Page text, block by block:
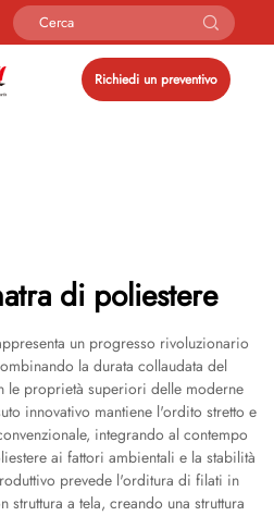
Richiedi un preventivo
di poliestere
un progresso rivoluzionario
la durata collaudata del
le proprietà superiori delle moderne
innovativo mantiene l'ordito stretto e
integrando al contempo
ai fattori ambientali e la stabilità
prevede l'orditura di filati in
struttura a tela, creando una struttura